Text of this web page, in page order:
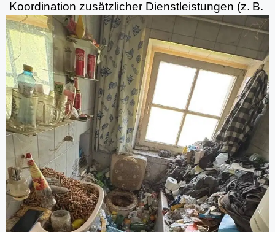
Koordination zusätzlicher Dienstleistungen (z. B.
Aufräumung, Entrümpelungsdiensten und
Grundreinigung).